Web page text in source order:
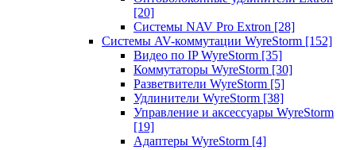
[20]
Системы NAV Pro Extron [28]
Системы AV-коммутации WyreStorm [152]
Видео по IP WyreStorm [35]
Коммутаторы WyreStorm [30]
Разветвители WyreStorm [5]
Удлинители WyreStorm [38]
Управление и аксессуары WyreStorm
[19]
Адаптеры WyreStorm [4]